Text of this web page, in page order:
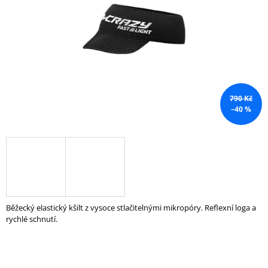
790 Kč
–40 %
Běžecký elastický kšilt z vysoce stlačitelnými mikropóry. Reflexní loga a
rychlé schnutí.
HLEDAT
O
P
O